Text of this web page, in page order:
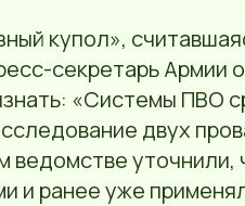
купол»,
секретарь Армии
«Системы ПВО
двух
ведомстве уточнили,
и ранее уже